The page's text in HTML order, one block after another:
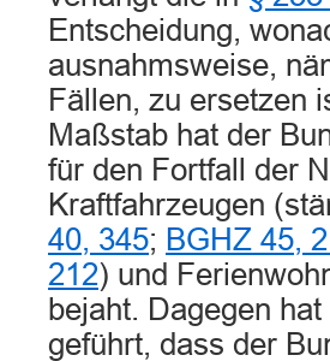
Entscheidung,
ausnahmsweise,
Fällen, zu ersetzen
Maßstab hat der
für den Fortfall der
Kraftfahrzeugen
40, 345; BGHZ 45,
212) und
bejaht. Dagegen
geführt, dass der